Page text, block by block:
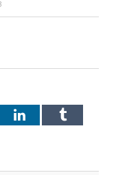
LinkedInTumblr